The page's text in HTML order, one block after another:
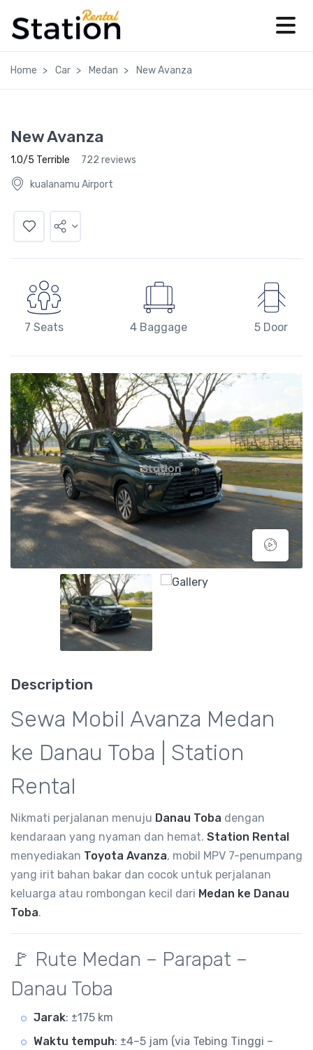
Home Car Medan New Avanza
New Avanza
1.0/5 Terrible 722 reviews
kualanamu Airport
7 Seats 4 Baggage 5 Door
Description
Sewa Mobil Avanza Medan
ke Danau Toba | Station
Rental
Nikmati perjalanan menuju Danau Toba dengan
kendaraan yang nyaman dan hemat. Station Rental
menyediakan Toyota Avanza, mobil MPV 7-penumpang
yang irit bahan bakar dan cocok untuk perjalanan
keluarga atau rombongan kecil dari Medan ke Danau
Toba.
🚩 Rute Medan – Parapat –
Danau Toba
Jarak: ±175 km
Waktu tempuh: ±4–5 jam (via Tebing Tinggi –